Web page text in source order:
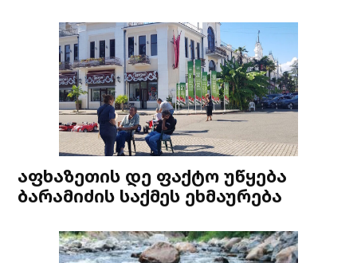
აფხაზეთის დე ფაქტო უწყება
ბარამიძის საქმეს ეხმაურება